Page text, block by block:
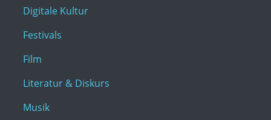
Digitale Kultur
Festivals
Film
Literatur & Diskurs
Musik